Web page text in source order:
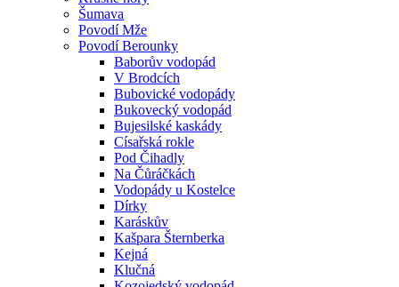
Šumava
Povodí Mže
Povodí Berounky
Baborův vodopád
V Brodcích
Bubovické vodopády
Bukovecký vodopád
Bujesilské kaskády
Císařská rokle
Pod Čihadly
Na Čůráčkách
Vodopády u Kostelce
Dírky
Karáskův
Kašpara Šternberka
Kejná
Klučná